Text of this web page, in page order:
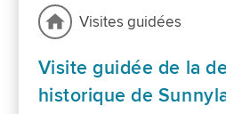
Visites guidées
Visite guidée de la
historique de